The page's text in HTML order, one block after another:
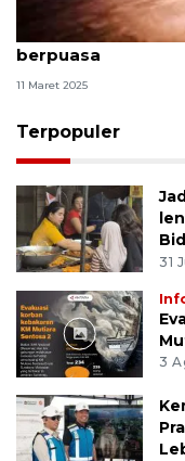
Siasat menjaga
berpuasa
11 Maret 2025
Terpopuler
31
3